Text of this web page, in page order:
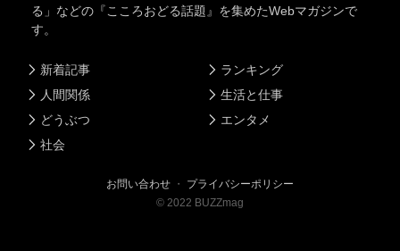
る」などの『こころおどる話題』を集めたWebマガジンで
す。
新着記事
人間関係
どうぶつ
社会
ランキング
生活と仕事
エンタメ
お問い合わせ ・ プライバシーポリシー
© 2022 BUZZmag